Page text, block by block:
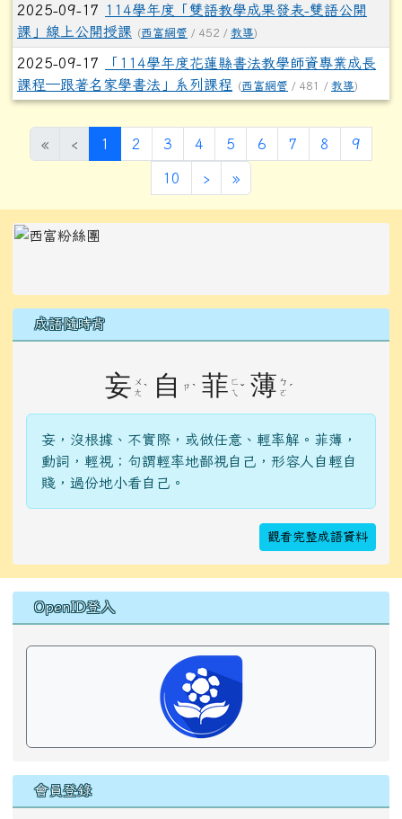
2025-09-17
114學年度「雙語教學成果發表-雙語公開
課」線上公開授課
(西富網管 / 452 / 教導)
2025-09-17
「114學年度花蓮縣書法教學師資專業成長
課程─跟著名家學書法」系列課程
(西富網管 / 481 / 教導)
« ‹ 1 (目前頁次)
2 3 4 5 6 7 8 9
10 ›下一頁
»最後頁
左邊區域內容
成語隨時背
妄 ㄨ
ㄤ ˋ 自 ㄗ ˋ 菲 ㄈ
ㄟ ˇ 薄 ㄅ
ㄛ ˊ
妄，沒根據、不實際，或做任意、輕率解。菲薄，
動詞，輕視；句謂輕率地鄙視自己，形容人自輕自
賤，過份地小看自己。
觀看完整成語資料
右邊區域內容
OpenID登入
會員登錄